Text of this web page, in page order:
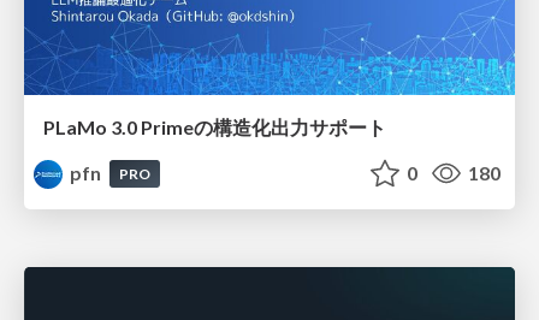
PLaMo 3.0 Primeの構造化出力サポート
pfn
PRO 0 180